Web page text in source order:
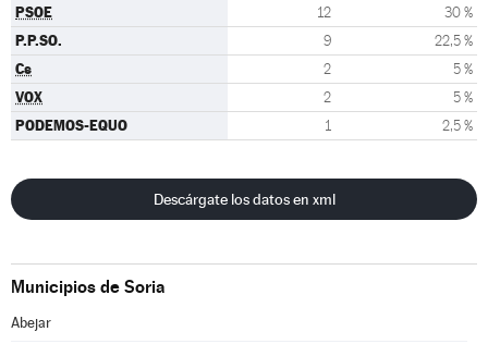
PSOE 12 30 %
P.P.SO. 9 22,5 %
Cs 2 5 %
VOX 2 5 %
PODEMOS-EQUO 1 2,5 %
Descárgate los datos en xml
Municipios de Soria
Abejar